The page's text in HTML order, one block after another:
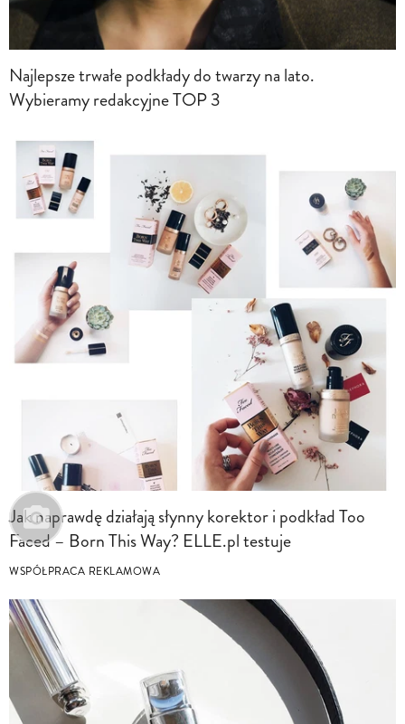
Najlepsze trwałe podkłady do twarzy na lato.
Wybieramy redakcyjne TOP 3
Jak naprawdę działają słynny korektor i podkład Too
Faced – Born This Way? ELLE.pl testuje
WSPÓŁPRACA REKLAMOWA